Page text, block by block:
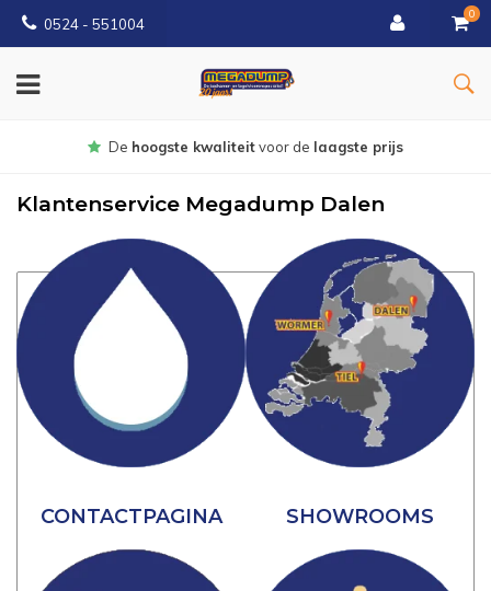
0524 - 551004
0
Gratisbezorgd vanaf €150
Klantenservice Megadump Dalen
CONTACTPAGINA SHOWROOMS